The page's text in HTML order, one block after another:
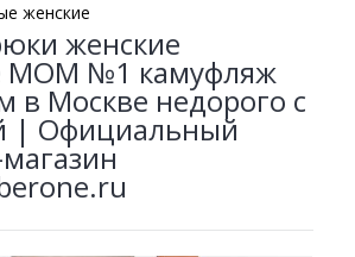
женские
женские
MOM №1 камуфляж
в Москве недорого с
| Официальный